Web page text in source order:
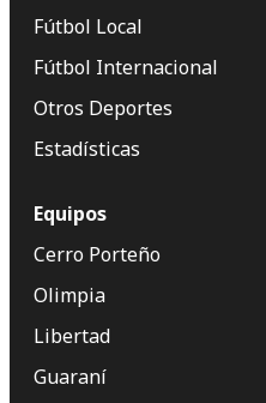
Fútbol Local
Fútbol Internacional
Otros Deportes
Estadísticas
Equipos
Cerro Porteño
Olimpia
Libertad
Guaraní